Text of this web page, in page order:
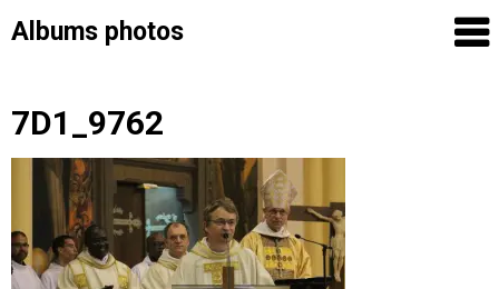
Albums photos
Skip
content
7D1_9762